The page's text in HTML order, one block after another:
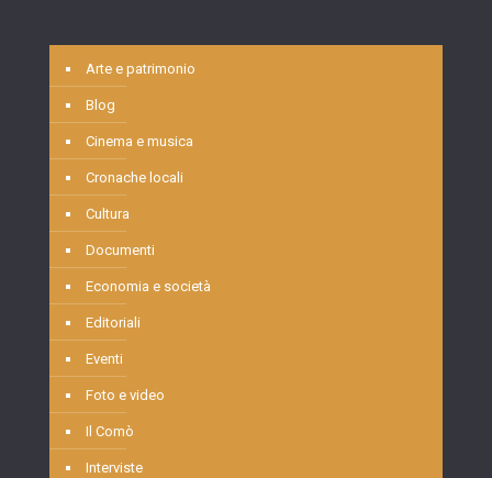
Arte e patrimonio
Blog
Cinema e musica
Cronache locali
Cultura
Documenti
Economia e società
Editoriali
Eventi
Foto e video
Il Comò
Interviste